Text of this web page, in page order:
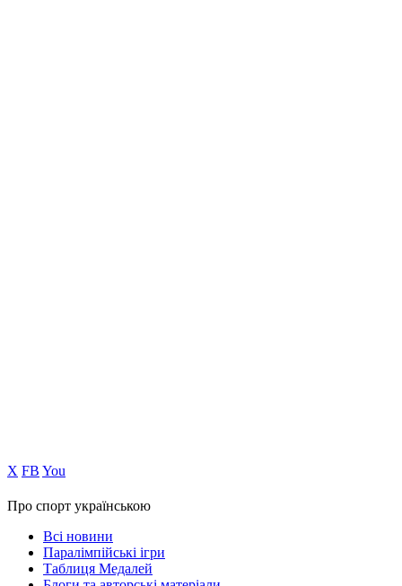
Х FB You
Про спорт українською
Всі новини
Паралімпійські ігри
Таблиця Медалей